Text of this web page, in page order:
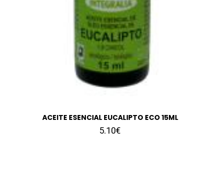
ACEITE ESENCIAL EUCALIPTO ECO 15ML
5.10€